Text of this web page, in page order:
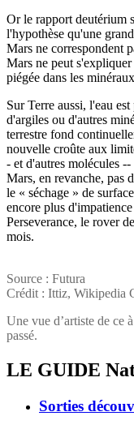
Or le rapport deutérium
l'hypothèse qu'une
Mars ne correspondent
Mars ne peut
piégée dans les
Sur Terre aussi, l'eau
d'argiles ou d'autres
terrestre fond
nouvelle croûte aux
- et d'autres molécules
Mars, en revanche, pas
le « séchage » de
encore plus
Perseverance, le rover
mois.
Source : Futura
Crédit : Ittiz, Wikipedia
Une vue d’artiste de ce
passé.
LE GUIDE
Sorties